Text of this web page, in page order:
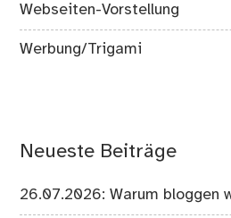
Webseiten-Vorstellung
Werbung/Trigami
Neueste Beiträge
26.07.2026: Warum bloggen